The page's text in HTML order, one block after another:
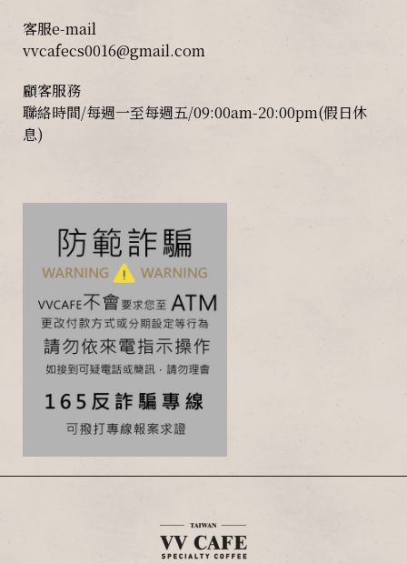
客服e-mail
vvcafecs0016@gmail.com
顧客服務
聯絡時間/每週一至每週五/09:00am-20:00pm(假日休
息)